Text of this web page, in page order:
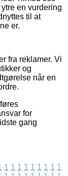
en vurdering
til at
er.
fra reklamer. Vi
og
når en
for
gang
1 1 1 1 1 1 1 1 1